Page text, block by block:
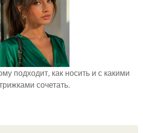
подходит, как носить и с какими
сочетать.